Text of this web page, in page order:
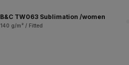
B&C TW063 Sublimation /women
140 g/m² / Fitted